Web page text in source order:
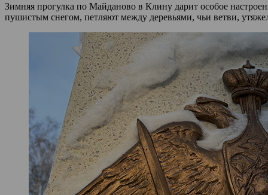
Зимняя прогулка по Майданово в Клину дарит особое
пушистым снегом, петляют между деревьями, чьи ветви,